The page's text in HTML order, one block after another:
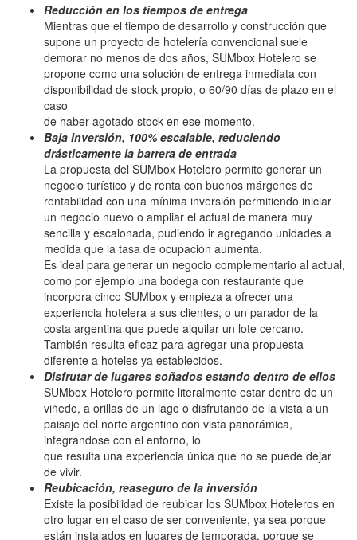
Reducción en los tiempos de entrega
Mientras que el tiempo de desarrollo y construcción que
supone un proyecto de hotelería convencional suele
demorar no menos de dos años, SUMbox Hotelero se
propone como una solución de entrega inmediata con
disponibilidad de stock propio, o 60/90 días de plazo en el
caso
de haber agotado stock en ese momento.
Baja Inversión, 100% escalable, reduciendo
drásticamente la barrera de entrada
La propuesta del SUMbox Hotelero permite generar un
negocio turístico y de renta con buenos márgenes de
rentabilidad con una mínima inversión permitiendo iniciar
un negocio nuevo o ampliar el actual de manera muy
sencilla y escalonada, pudiendo ir agregando unidades a
medida que la tasa de ocupación aumenta.
Es ideal para generar un negocio complementario al actual,
como por ejemplo una bodega con restaurante que
incorpora cinco SUMbox y empieza a ofrecer una
experiencia hotelera a sus clientes, o un parador de la
costa argentina que puede alquilar un lote cercano.
También resulta eficaz para agregar una propuesta
diferente a hoteles ya establecidos.
Disfrutar de lugares soñados estando dentro de ellos
SUMbox Hotelero permite literalmente estar dentro de un
viñedo, a orillas de un lago o disfrutando de la vista a un
paisaje del norte argentino con vista panorámica,
integrándose con el entorno, lo
que resulta una experiencia única que no se puede dejar
de vivir.
Reubicación, reaseguro de la inversión
Existe la posibilidad de reubicar los SUMbox Hoteleros en
otro lugar en el caso de ser conveniente, ya sea porque
están instalados en lugares de temporada, porque se